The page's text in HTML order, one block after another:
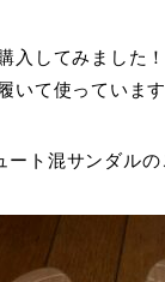
入してみました！
いて使っていま
ート混サンダル